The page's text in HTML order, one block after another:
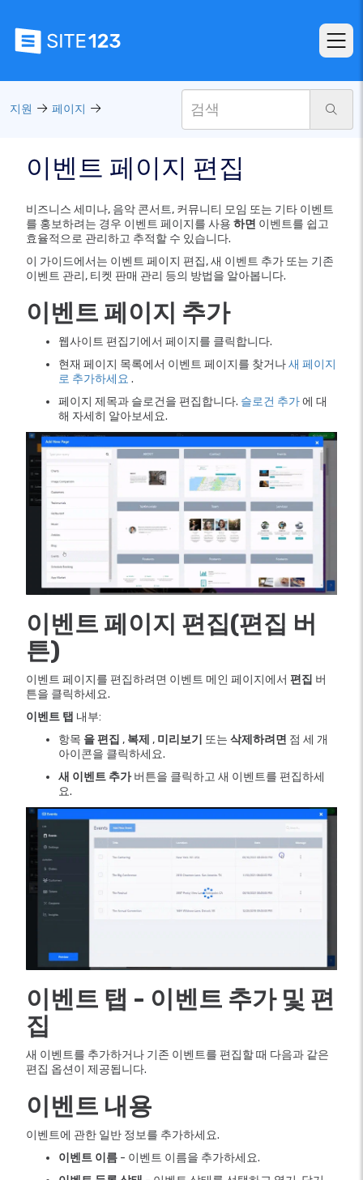
지원 페이지
이벤트 페이지 편집
비즈니스 세미나, 음악 콘서트, 커뮤니티 모임 또는 기타 이벤트
를 홍보하려는 경우 이벤트 페이지를 사용 하면 이벤트를 쉽고
효율적으로 관리하고 추적할 수 있습니다.
이 가이드에서는 이벤트 페이지 편집, 새 이벤트 추가 또는 기존
이벤트 관리, 티켓 판매 관리 등의 방법을 알아봅니다.
이벤트 페이지 추가
웹사이트 편집기에서 페이지를 클릭합니다.
현재 페이지 목록에서 이벤트 페이지를 찾거나새 페이지
로 추가하세요 .
페이지 제목과 슬로건을 편집합니다. 슬로건 추가에 대
해 자세히 알아보세요.
이벤트 페이지 편집(편집 버
튼)
이벤트 페이지를 편집하려면 이벤트 메인 페이지에서 편집 버
튼을 클릭하세요.
이벤트 탭 내부:
항목 을 편집 , 복제 , 미리보기 또는 삭제하려면 점 세 개
아이콘을 클릭하세요.
새 이벤트 추가버튼을 클릭하고 새 이벤트를 편집하세
요.
이벤트 탭 - 이벤트 추가 및 편
집
새 이벤트를 추가하거나 기존 이벤트를 편집할 때 다음과 같은
편집 옵션이 제공됩니다.
이벤트 내용
이벤트에 관한 일반 정보를 추가하세요.
이벤트 이름 - 이벤트 이름을 추가하세요.